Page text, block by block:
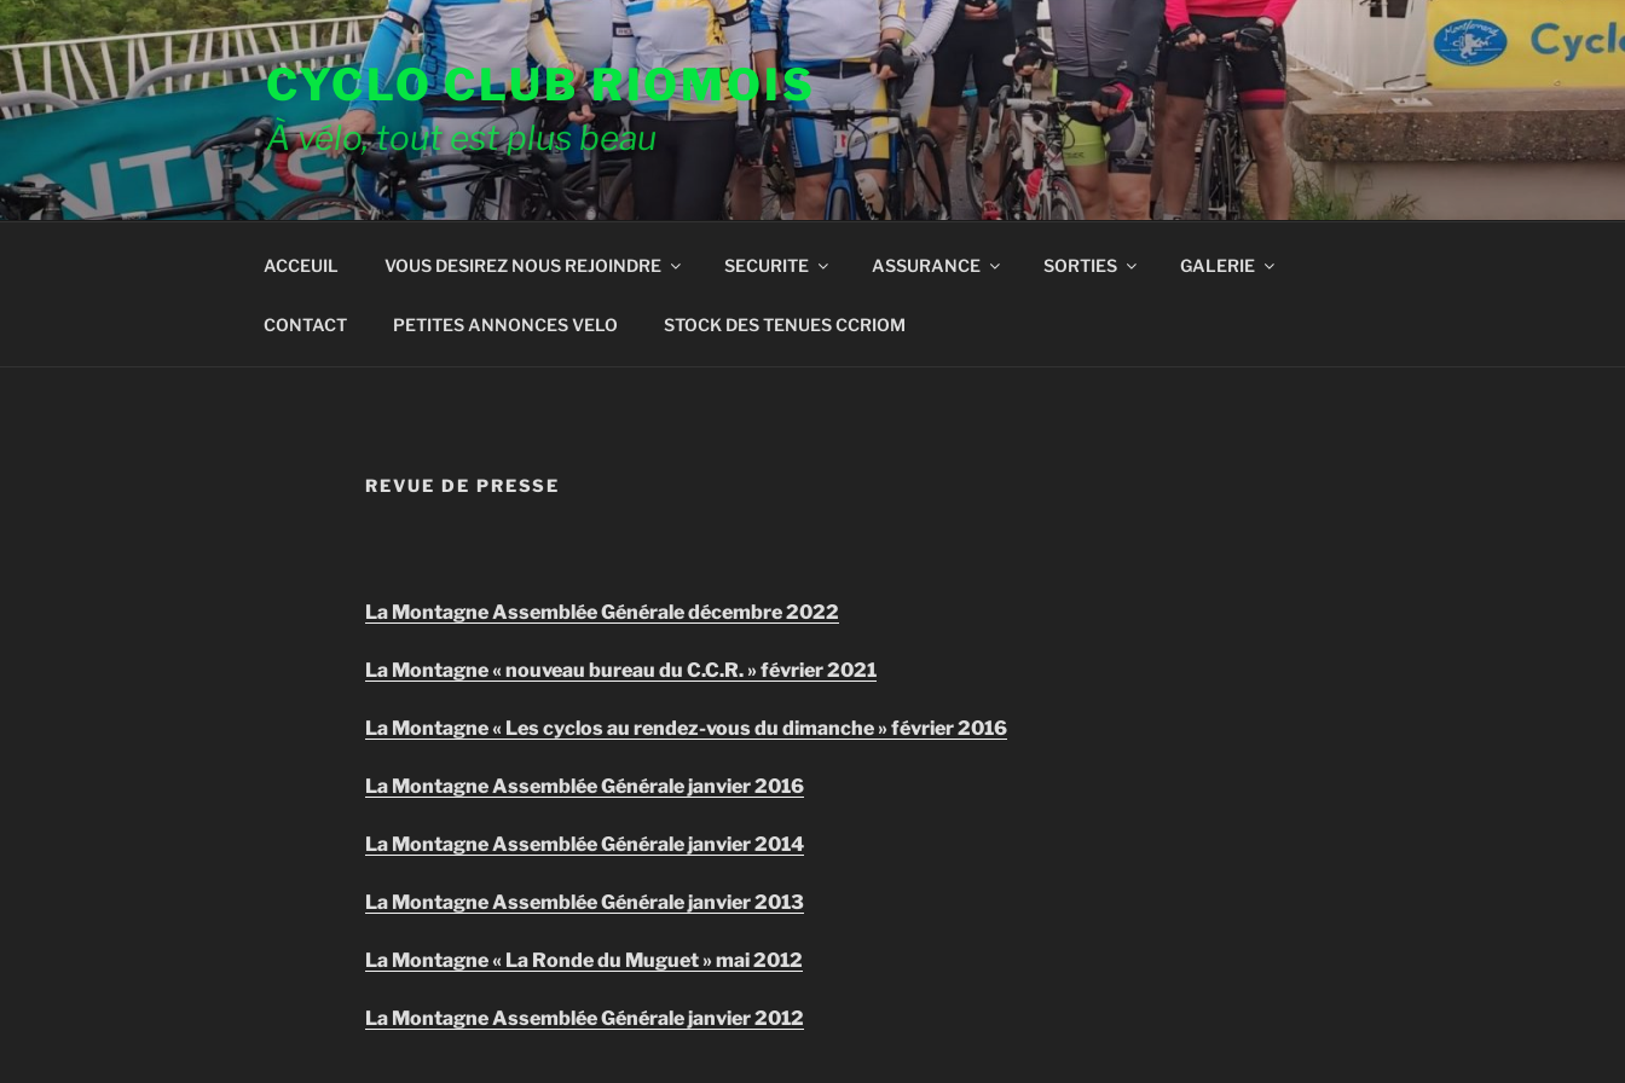
Aller
au
contenu
principal
CYCLO CLUB RIOMOIS
À vélo, tout est plus beau
ACCEUIL VOUS DESIREZ NOUS REJOINDRE SECURITE ASSURANCE SORTIES GALERIE
CONTACT PETITES ANNONCES VELO STOCK DES TENUES CCRIOM
REVUE DE PRESSE
La Montagne Assemblée Générale décembre 2022
La Montagne « nouveau bureau du C.C.R. » février 2021
La Montagne « Les cyclos au rendez-vous du dimanche » février 2016
La Montagne Assemblée Générale janvier 2016
La Montagne Assemblée Générale janvier 2014
La Montagne Assemblée Générale janvier 2013
La Montagne « La Ronde du Muguet » mai 2012
La Montagne Assemblée Générale janvier 2012